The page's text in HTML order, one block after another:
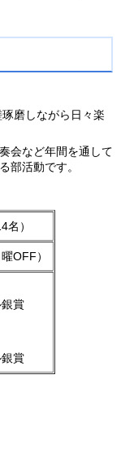
磨しながら日々楽
会など年間を通して
部活動です。
名）
OFF）
賞
賞